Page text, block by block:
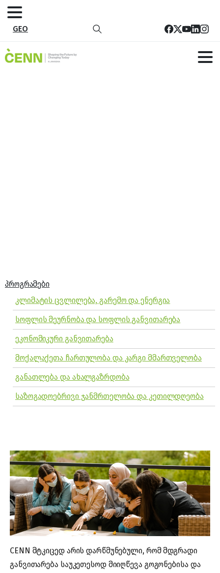
GEO
ᲞᲠᲝᲒᲠᲐᲛᲔᲑᲘ
კლიმატის ცვლილება, გარემო და ენერგია
სოფლის მეურნობა და სოფლის განვითარება
ეკონომიკური განვითარება
მოქალაქეთა ჩართულობა და კარგი მმართველობა
განათლება და ახალგაზრდობა
საზოგადოებრივი ჯანმრთელობა და კეთილდღეობა
CENN მტკიცედ არის დარწმუნებული, რომ მდგრადი
განვითარება საუკეთესოდ მიიღწევა გოგონებისა და